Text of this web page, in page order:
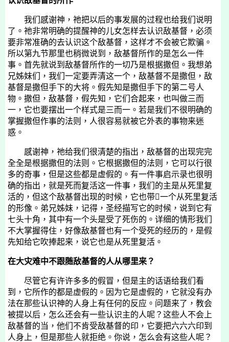
我们感谢神，祂把以后的事发展的过程也给我们说明
了。祂非常明确的提醒神的儿女怎样去认识敌基督，必须
要非常准确的去认识这个敌基督，这样才不会被它欺骗。
所以第九节那里也稍微说到，敌基督所作的是怎么一件
事。首先就说到敌基督所作的一切乃是根据撒但。我想弟
兄姊妹们，我们一定要弄清这一个，敌基督不是撒但，敌
基督是撒但手下的大将。假先知是撒但手下的第二号人
物。撒但，敌基督，假先知，它们合起来，也叫做三而
一，它也要摆出一个样式是三而一。若是我们不很明确的
掌握撒但作事的法则，人很容易就被它外表的事物来迷
惑。
感谢神，祂给我们很清楚的指出，敌基督的出现完完
全全是根据撒但的法则。它根据撒但的法则，它可以行很
多的奇事，但是这些都是虚假的。有一件事启示录也很明
确的指出，就是死而复活这一件事，我们的主是从死里复
活的，但这个敌基督出现的时候，它也带一个从死里复活
的形像。弟兄姊妹，记得，圣经描写它的时候，说到它有
七头十角，其中有一个头是受了死伤的。详细的情形我们
不大掌握得住，好像敌基督也有一个受死的经历的，是假
先知给它吹捧起来，说它也是从死里复活。
在大灾难中不跟随敌基督的人从哪里来？
尽管它有许许多多的假冒，但是主的话语给我们看
到，它所作的都是虚假的。因为它是虚假的，它就没有办
法在那些认识神的人身上有任何的反应。问题来了，教会
被提以后，怎么还会有一些认识主的人呢？这些人不会上
敌基督的当，他们不肯受敌基督的印，它要把六六六印到
人身上，但是那些人就拒绝。你说，怎么会有这些人呢？